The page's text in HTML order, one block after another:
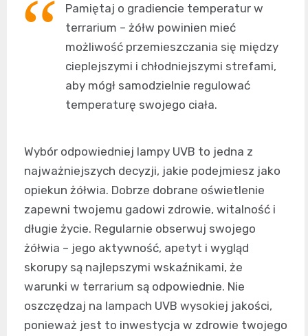
Pamiętaj o gradiencie temperatur w
terrarium – żółw powinien mieć
możliwość przemieszczania się między
cieplejszymi i chłodniejszymi strefami,
aby mógł samodzielnie regulować
temperaturę swojego ciała.
Wybór odpowiedniej lampy UVB to jedna z
najważniejszych decyzji, jakie podejmiesz jako
opiekun żółwia. Dobrze dobrane oświetlenie
zapewni twojemu gadowi zdrowie, witalność i
długie życie. Regularnie obserwuj swojego
żółwia – jego aktywność, apetyt i wygląd
skorupy są najlepszymi wskaźnikami, że
warunki w terrarium są odpowiednie. Nie
oszczędzaj na lampach UVB wysokiej jakości,
ponieważ jest to inwestycja w zdrowie twojego